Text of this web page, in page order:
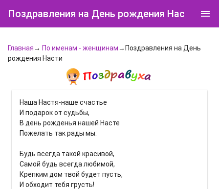
Поздравления на День рождения Насти
Главная→ По именам - женщинам→Поздравления на День
рождения Насти
Наша Настя-наше счастье
И подарок от судьбы,
В день рожденья нашей Насте
Пожелать так рады мы:
Будь всегда такой красивой,
Самой будь всегда любимой,
Крепким дом твой будет пусть,
И обходит тебя грусть!